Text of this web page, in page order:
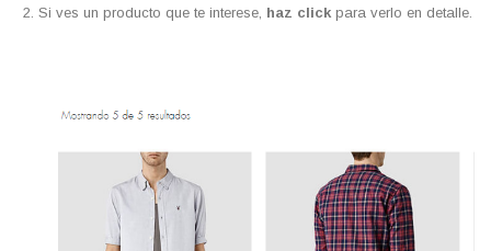
Si ves un producto que te interese, haz click para verlo en detalle.